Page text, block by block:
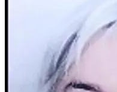
Gospodin bude milostiv i